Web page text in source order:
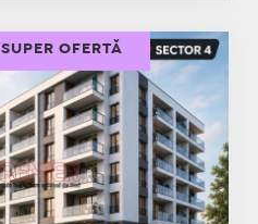
SUPER OFERTĂ